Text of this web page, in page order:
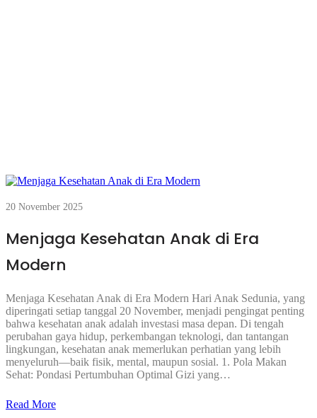
20 November 2025
Menjaga Kesehatan Anak di Era
Modern
Menjaga Kesehatan Anak di Era Modern Hari Anak Sedunia, yang
diperingati setiap tanggal 20 November, menjadi pengingat penting
bahwa kesehatan anak adalah investasi masa depan. Di tengah
perubahan gaya hidup, perkembangan teknologi, dan tantangan
lingkungan, kesehatan anak memerlukan perhatian yang lebih
menyeluruh—baik fisik, mental, maupun sosial. 1. Pola Makan
Sehat: Pondasi Pertumbuhan Optimal Gizi yang…
Read More